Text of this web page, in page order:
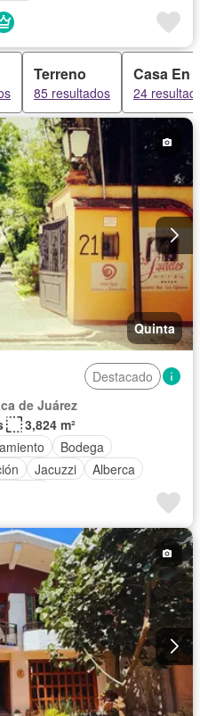
Terreno
85 resultados
Casa En
24
Quinta
Destacado
de Juárez
3,824 m²
Bodega
Jacuzzi
Alberca